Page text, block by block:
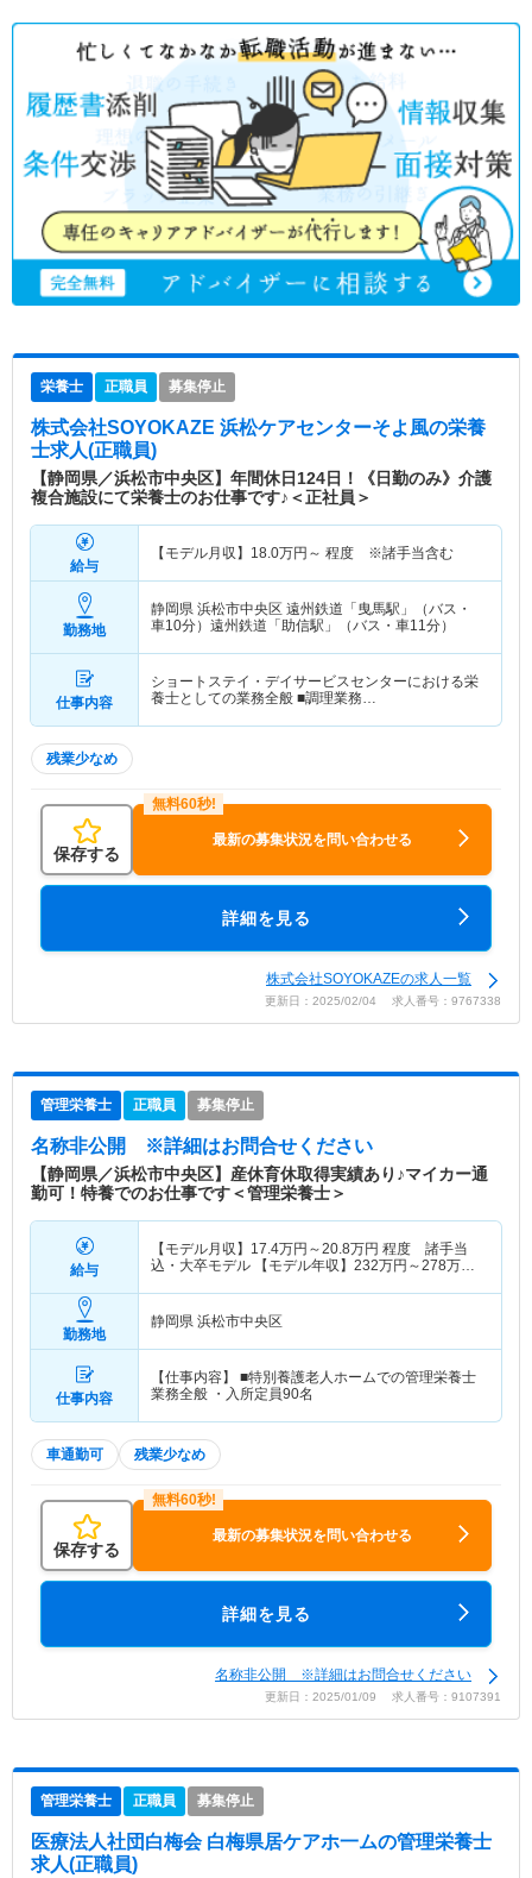
栄養士 正職員 募集停止
株式会社SOYOKAZE 浜松ケアセンターそよ風の栄養
士求人(正職員)
【静岡県／浜松市中央区】年間休日124日！《日勤のみ》介護
複合施設にて栄養士のお仕事です♪＜正社員＞
給与
【モデル月収】 18.0万円～ 程度 ※諸手当含む
勤務地
静岡県 浜松市中央区 遠州鉄道「曳馬駅」（バス・
車10分）遠州鉄道「助信駅」（バス・車11分）
仕事内容
ショートステイ・デイサービスセンターにおける栄
養士としての業務全般 ■調理業務…
残業少なめ
保存する
最新の募集状況を問い合わせる
詳細を見る
株式会社SOYOKAZEの求人一覧
更新日：2025/02/04 求人番号：9767338
管理栄養士 正職員 募集停止
名称非公開 ※詳細はお問合せください
【静岡県／浜松市中央区】産休育休取得実績あり♪マイカー通
勤可！特養でのお仕事です＜管理栄養士＞
給与
【モデル月収】 17.4万円～20.8万円 程度 諸手当
込・大卒モデル 【モデル年収】 232万円～278万円
勤務地
静岡県 浜松市中央区
仕事内容
【仕事内容】 ■特別養護老人ホームでの管理栄養士
業務全般 ・入所定員90名
車通勤可 残業少なめ
保存する
最新の募集状況を問い合わせる
詳細を見る
名称非公開 ※詳細はお問合せください
更新日：2025/01/09 求人番号：9107391
管理栄養士 正職員 募集停止
医療法人社団白梅会 白梅県居ケアホ一ムの管理栄養士
求人(正職員)